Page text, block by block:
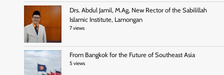
Drs. Abdul Jamil, M.Ag, New Rector of the Sabilillah
Islamic Institute, Lamongan
7 views
From Bangkok for the Future of Southeast Asia
5 views